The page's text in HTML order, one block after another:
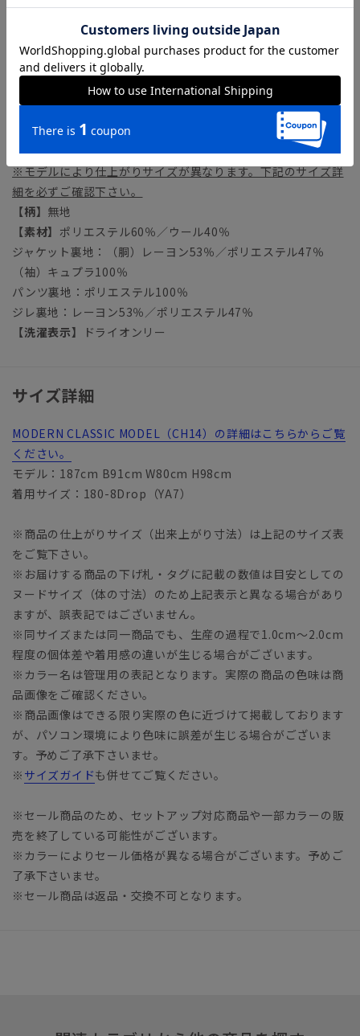
アイテム詳細
【仕様】
ジャケット：シングルブレスト／2つボタン／背抜き仕立て／
本切羽／サイドベンツ
ジレ：5つボタン／バックベルト／総裏仕立て
【モデル】MODERN CLASSIC MODEL（CH14）
※モデルにより仕上がりサイズが異なります。下記のサイズ詳
細を必ずご確認下さい。
【柄】 無地
【素材】 ポリエステル60％／ウール40％
ジャケット裏地：（胴）レーヨン53％／ポリエステル47％
（袖）キュプラ100％
パンツ裏地：ポリエステル100％
ジレ裏地：レーヨン53％／ポリエステル47％
【洗濯表示】
ドライオンリー
サイズ詳細
MODERN CLASSIC MODEL（CH14）の詳細はこちらからご覧
ください。
モデル：187cm B91cm W80cm H98cm
着用サイズ：180-8Drop（YA7）
※商品の仕上がりサイズ（出来上がり寸法）は上記のサイズ表
をご覧下さい。
※お届けする商品の下げ札・タグに記載の数値は目安としての
ヌードサイズ（体の寸法）のため上記表示と異なる場合があり
ますが、誤表記ではございません。
※同サイズまたは同一商品でも、生産の過程で1.0cm～2.0cm
程度の個体差や着用感の違いが生じる場合がございます。
※カラー名は管理用の表記となります。実際の商品の色味は商
品画像をご確認ください。
※商品画像はできる限り実際の色に近づけて掲載しております
が、パソコン環境により色味に誤差が生じる場合がございま
す。予めご了承下さいませ。
※ サイズガイドも併せてご覧ください。
※セール商品のため、セットアップ対応商品や一部カラーの販
売を終了している可能性がございます。
※カラーによりセール価格が異なる場合がございます。予めご
了承下さいませ。
※セール商品は返品・交換不可となります。